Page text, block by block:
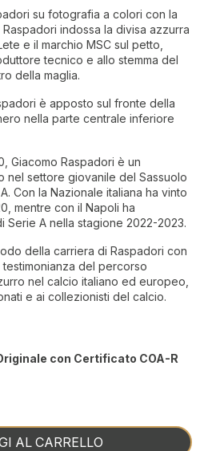
su fotografia a colori con la
indossa la divisa azzurra
e il marchio MSC sul petto,
tecnico e allo stemma del
della maglia.
è apposto sul fronte della
nella parte centrale inferiore
Giacomo Raspadori è un
nel settore giovanile del Sassuolo
Con la Nazionale italiana ha vinto
mentre con il Napoli ha
Serie A nella stagione 2022-2023.
della carriera di Raspadori con
del percorso
nel calcio italiano ed europeo,
e ai collezionisti del calcio.
con Certificato COA-R
AL CARRELLO